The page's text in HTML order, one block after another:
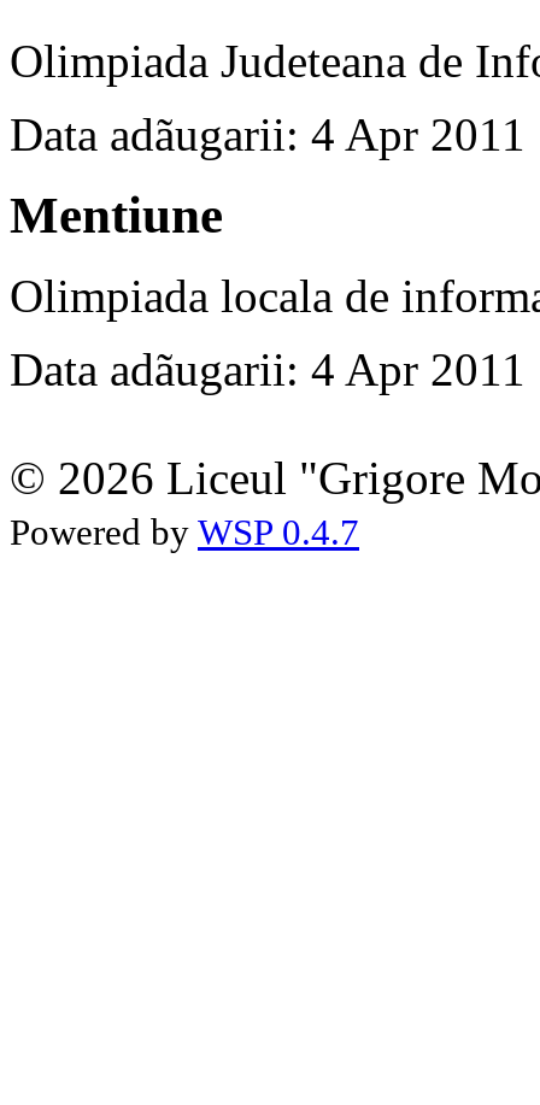
Olimpiada Judeteana de
Data adãugarii: 4 Apr 2011
Mentiune
Olimpiada locala de
Data adãugarii: 4 Apr 2011
© 2026 Liceul "Grigore
Powered by WSP 0.4.7